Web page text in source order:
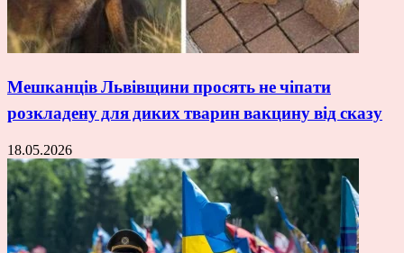
Мешканців Львівщини просять не чіпати
розкладену для диких тварин вакцину від сказу
18.05.2026